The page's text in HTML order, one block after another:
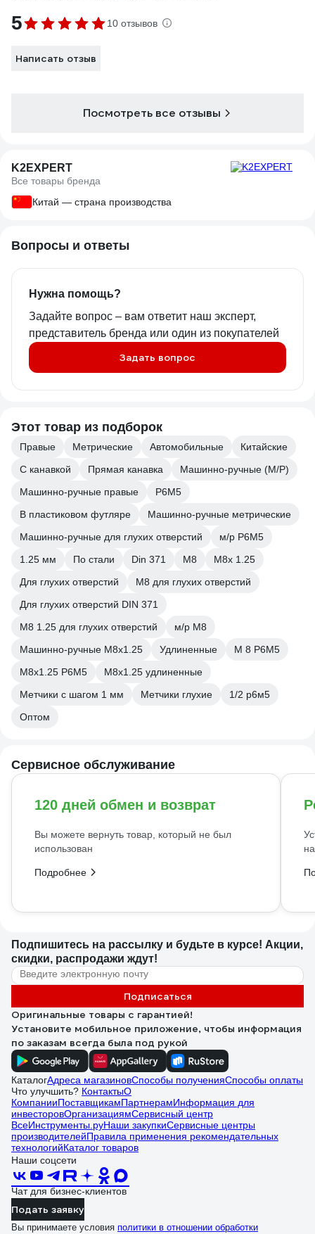
5 10 отзывов
Написать отзыв
Посмотреть все отзывы
K2EXPERT
Все товары бренда
Китай — страна производства
Вопросы и ответы
Нужна помощь?
Задайте вопрос – вам ответит наш эксперт,
представитель бренда или один из покупателей
Задать вопрос
Этот товар из подборок
Правые Метрические Автомобильные
Китайские
С канавкой
Прямая канавка
Машинно-ручные (М/Р)
Машинно-ручные правые
Р6М5
В пластиковом футляре
Машинно-ручные метрические
Машинно-ручные для глухих отверстий
м/р Р6М5
1.25 мм
По стали Din 371 М8
М8х 1.25
Для глухих отверстий
М8 для глухих отверстий
Для глухих отверстий DIN 371
М8 1.25 для глухих отверстий
м/р М8
Машинно-ручные М8х1.25
Удлиненные
М 8 Р6М5
М8х1.25 Р6М5
М8х1.25 удлиненные
Метчики с шагом 1 мм
Метчики глухие
1/2 р6м5
Оптом
Сервисное обслуживание
120 дней обмен и возврат
Вы можете вернуть товар, который не был
использован
Подробнее
Подпишитесь на рассылку и будьте в курсе! Акции,
скидки, распродажи ждут!
Подписаться
Оригинальные товары с гарантией!
Установите мобильное приложение, чтобы информация
по заказам всегда была под рукой
КаталогАдреса магазиновСпособы полученияСпособы оплаты
Что улучшить? КонтактыО
КомпанииПоставщикамПартнерамИнформация для
инвесторовОрганизациямСервисный центр
ВсеИнструменты.руНаши закупкиСервисные центры
производителейПравила применения рекомендательных
технологийКаталог товаров
Наши соцсети
Чат для бизнес-клиентов
Подать заявку
Вы принимаете условия политики в отношении обработки